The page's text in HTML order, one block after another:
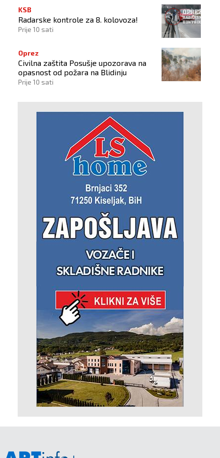
KSB
Radarske kontrole za 8. kolovoza!
Prije 10 sati
Oprez
Civilna zaštita Posušje upozorava na
opasnost od požara na Blidinju
Prije 10 sati